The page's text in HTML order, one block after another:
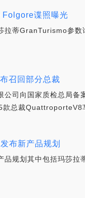
谍照曝光
拉蒂GranTurismo参
召回部分总裁
公司向国家质检总局
款总裁QuattroporteV8
布新产品规划
品规划其中包括玛莎